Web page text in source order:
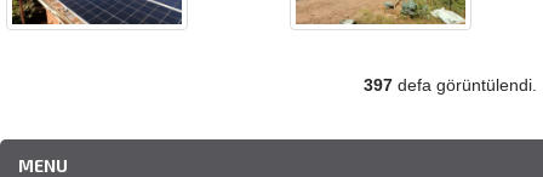
397 defa görüntülendi.
MENU